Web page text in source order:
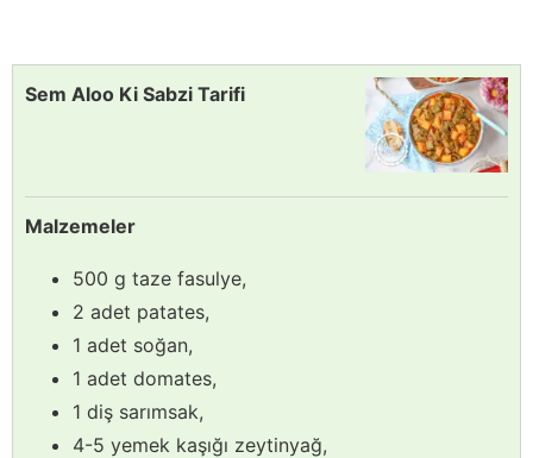
Sem Aloo Ki Sabzi Tarifi
Malzemeler
500 g taze fasulye,
2 adet patates,
1 adet soğan,
1 adet domates,
1 diş sarımsak,
4-5 yemek kaşığı zeytinyağ,